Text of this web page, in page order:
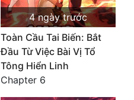
4 ngày trước
Toàn Cầu Tai Biến: Bắt
Đầu Từ Việc Bài Vị Tổ
Tông Hiển Linh
Chapter 6